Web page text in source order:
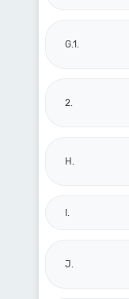
G.1.
2.
H.
I.
J.